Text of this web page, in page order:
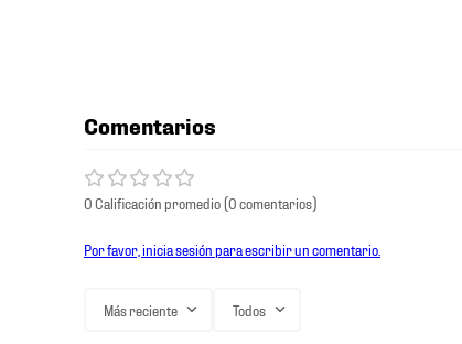
Comentarios
0 Calificación promedio(0 comentarios)
Por favor, inicia sesión para escribir un comentario.
Más reciente Todos